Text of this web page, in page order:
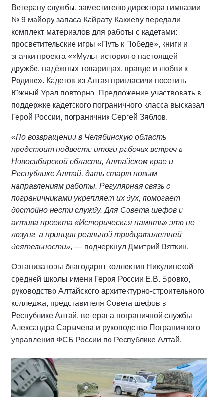
Ветерану службы, заместителю директора гимназии
№ 9 майору запаса Кайрату Какиеву передали
комплект материалов для работы с кадетами:
просветительские игры «Путь к Победе», книги и
значки проекта ««Мульт-история о настоящей
дружбе, надёжных товарищах, правде и любви к
Родине». Кадетов из Алтая пригласили посетить
Южный Урал повторно. Предложение участвовать в
поддержке кадетского пограничного класса высказал
Герой России, пограничник Сергей Зяблов.
«По возвращении в Челябинскую область
предстоит подвести итоги рабочих встреч в
Новосибирской области, Алтайском крае и
Республике Алтай, дать старт новым
направлениям работы. Регулярная связь с
пограничниками укрепляет их дух, помогает
достойно нести службу. Для Совета шефов и
актива проекта «Историческая память» это не
лозунг, а принцип реальной тридцатилетней
деятельности», — подчеркнул Дмитрий Вяткин.
Организаторы благодарят коллектив Никулинской
средней школы имени Героя России Е.В. Бровко,
руководство Алтайского архитектурно-строительного
колледжа, представителя Совета шефов в
Республике Алтай, ветерана пограничной службы
Александра Сарычева и руководство Пограничного
управления ФСБ России по Республике Алтай.